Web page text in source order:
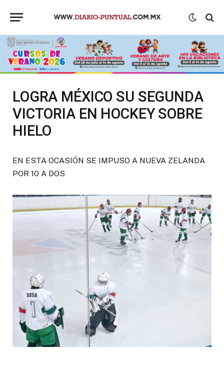
LOGRA MÉXICO SU SEGUNDA
VICTORIA EN HOCKEY SOBRE
HIELO
EN ESTA OCASIÓN SE IMPUSO A NUEVA ZELANDA
POR 10 A DOS